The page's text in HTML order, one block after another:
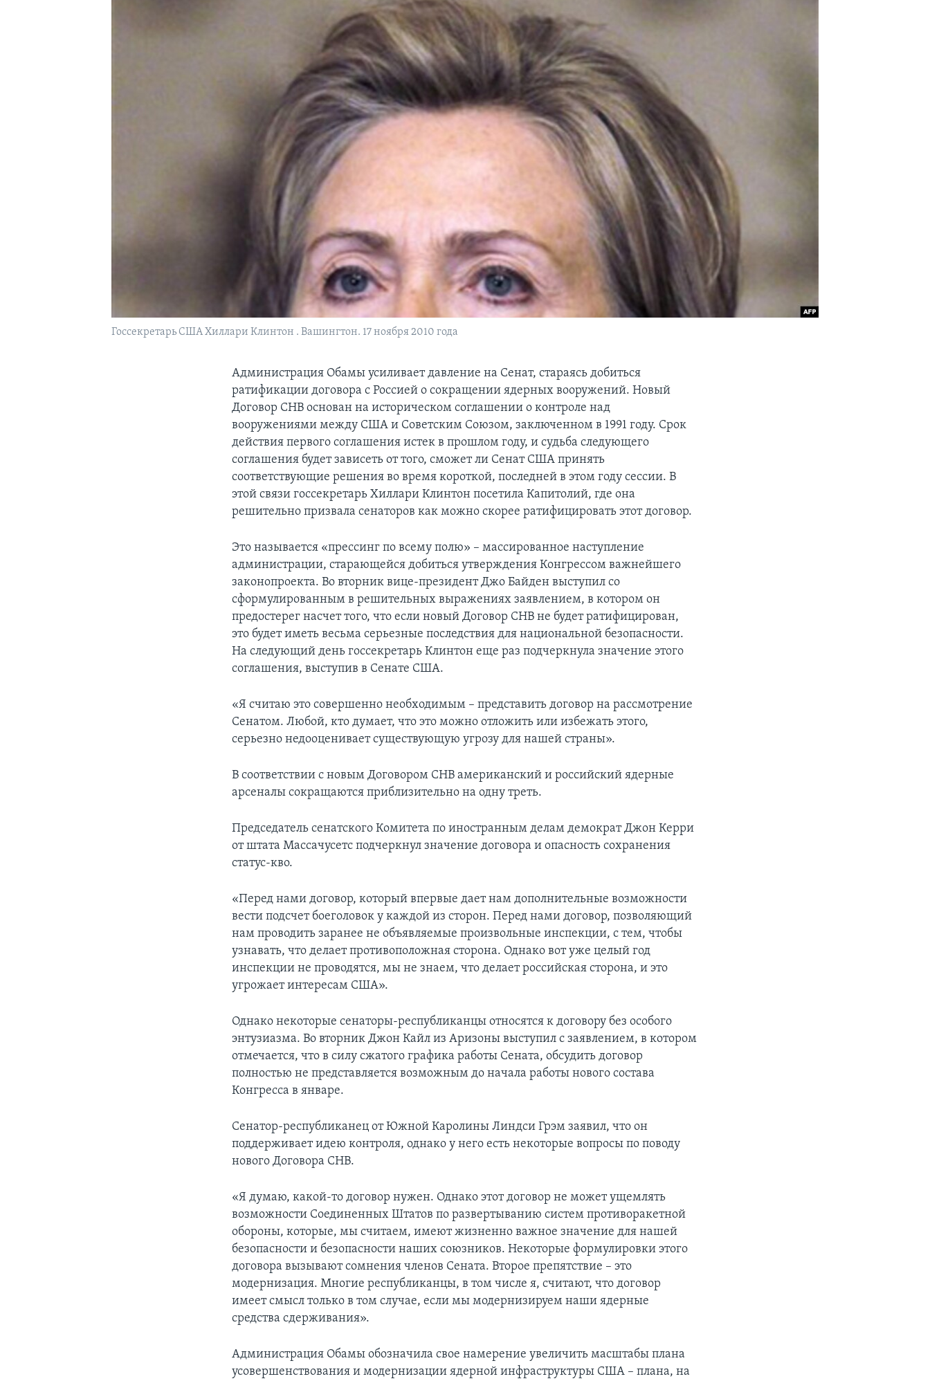
Госсекретарь США Хиллари Клинтон . Вашингтон. 17 ноября 2010 года
Администрация Обамы усиливает давление на Сенат, стараясь добиться
ратификации договора с Россией о сокращении ядерных вооружений. Hовый
Договор СНВ основан на историческом соглашении о контроле над
вооружениями между США и Советским Союзом, заключенном в 1991 году. Срок
действия первого соглашения истек в прошлом году, и судьба следующего
соглашения будет зависеть от того, сможет ли Сенат США принять
соответствующие решения во время короткой, последней в этом году сессии. В
этой связи госсекретарь Хиллари Клинтон посетила Капитолий, где она
решительно призвала сенаторов как можно скорее ратифицировать этот договор.
Это называется «прессинг по всему полю» – массированное наступление
администрации, старающейся добиться утверждения Конгрессом важнейшего
законопроекта. Во вторник вице-президент Джо Байден выступил со
сформулированным в решительных выражениях заявлением, в котором он
предостерег насчет того, что если новый Договор СНВ не будет ратифицирован,
это будет иметь весьма серьезные последствия для национальной безопасности.
На следующий день госсекретарь Клинтон еще раз подчеркнула значение этого
соглашения, выступив в Сенате США.
«Я считаю это совершенно необходимым – представить договор на рассмотрение
Сенатом. Любой, кто думает, что это можно отложить или избежать этого,
серьезно недооценивает существующую угрозу для нашей страны».
В соответствии с новым Договором СНВ американский и российский ядерные
арсеналы сокращаются приблизительно на одну треть.
Председатель сенатского Комитета по иностранным делам демократ Джон Керри
от штата Массачусетс подчеркнул значение договора и опасность сохранения
статус-кво.
«Перед нами договор, который впервые дает нам дополнительные возможности
вести подсчет боеголовок у каждой из сторон. Перед нами договор, позволяющий
нам проводить заранее не объявляемые произвольные инспекции, с тем, чтобы
узнавать, что делает противоположная сторона. Однако вот уже целый год
инспекции не проводятся, мы не знаем, что делает российская сторона, и это
угрожает интересам США».
Однако некоторые сенаторы-республиканцы относятся к договору без особого
энтузиазма. Во вторник Джон Кайл из Аризоны выступил с заявлением, в котором
отмечается, что в силу сжатого графика работы Сената, обсудить договор
полностью не представляется возможным до начала работы нового состава
Конгресса в январе.
Сенатор-республиканец от Южной Каролины Линдcи Грэм заявил, что он
поддерживает идею контроля, однако у него есть некоторые вопросы по поводу
нового Договора СНВ.
«Я думаю, какой-то договор нужен. Однако этот договор не может ущемлять
возможности Соединенных Штатов по развертыванию систем противоракетной
обороны, которые, мы считаем, имеют жизненно важное значение для нашей
безопасности и безопасности наших союзников. Некоторые формулировки этого
договора вызывают сомнения членов Сената. Второе препятствие – это
модернизация. Многие республиканцы, в том числе я, считают, что договор
имеет смысл только в том случае, если мы модернизируем наши ядерные
средства сдерживания».
Администрация Обамы обозначила свое намерение увеличить масштабы плана
усовершенствования и модернизации ядерной инфраструктуры США – плана, на